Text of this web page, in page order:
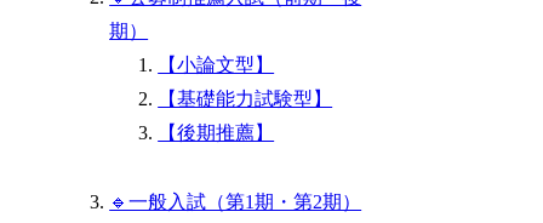
期）
【小論文型】
【基礎能力試験型】
【後期推薦】
🔹一般入試（第1期・第2期）